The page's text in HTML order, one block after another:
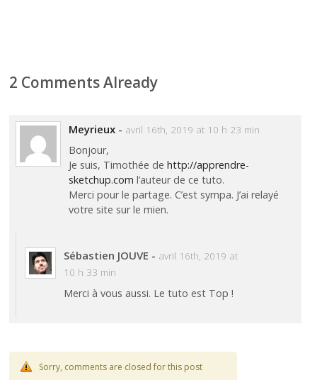
2 Comments Already
Meyrieux - avril 16th, 2019 at 10 h 23 min
Bonjour,
Je suis, Timothée de http://apprendre-
sketchup.com l’auteur de ce tuto.
Merci pour le partage. C’est sympa. J’ai relayé
votre site sur le mien.
Sébastien JOUVE - avril 16th, 2019 at
10 h 33 min
Merci à vous aussi. Le tuto est Top !
Sorry, comments are closed for this post